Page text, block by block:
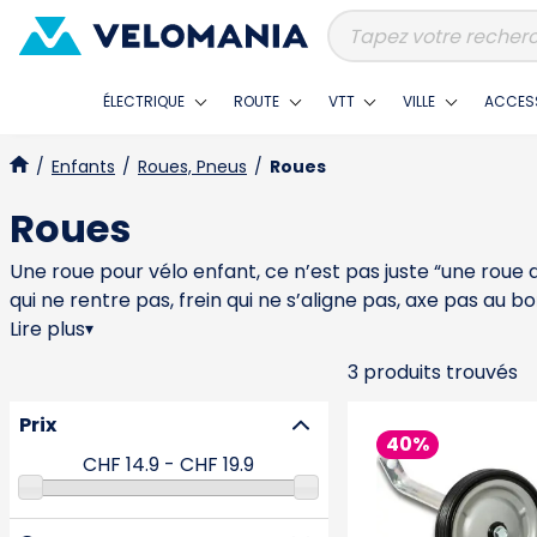
ÉLECTRIQUE ROUTE VTT VILLE
/ Enfants / Roues, Pneus / Roues
Roues
Une roue pour vélo enfant, ce n’est pas juste “une
qui ne rentre pas, frein qui ne s’aligne pas, axe pas
la largeur. Un pneu enfant en 16, 20 ou 24 pouces n’a
standard d’axe : écrou, serrage, entraxe, et parfois
fixation du disque et position de l’étrier. L’erreur
solidité compte beaucoup parce que les enfants
reste droite et garde sa tension de rayons, sinon on
d’éléments sont pensés pour ces usages, Shimano
acteurs plus “atelier” comme Fuchs-Movesa sur des
Le bon choix, c’est une roue qui se monte sans
Lire plus▾
Prix
3 produits trouvés
40%